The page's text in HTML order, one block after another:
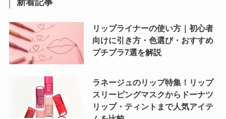
リップライナーの使い方｜初心者
向けに引き方・色選び・おすすめ
プチプラ7選を解説
ラネージュのリップ特集！リップ
スリーピングマスクからドーナツ
リップ・ティントまで人気アイテ